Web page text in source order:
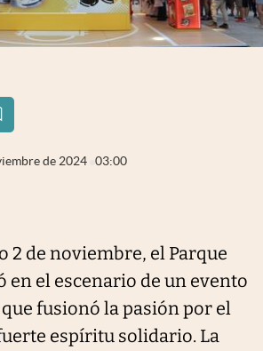
de 2024 03:00
pestaña
2 de noviembre, el Parque
en el escenario de un evento
fusionó la pasión por el
espíritu solidario. La